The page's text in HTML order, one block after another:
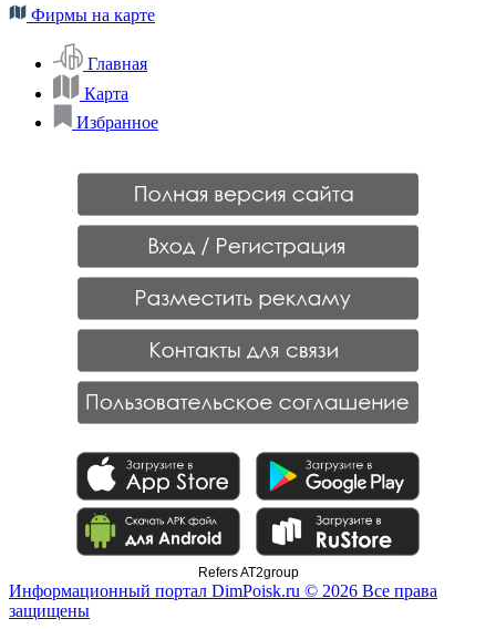
Фирмы на карте
Главная
Карта
Избранное
Refers AT2group
Информационный портал DimPoisk.ru © 2026 Все права
защищены